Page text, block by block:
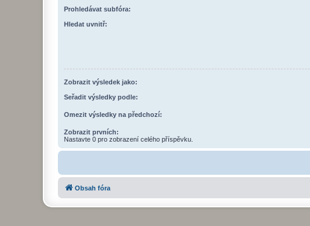
Prohledávat subfóra:
Hledat uvnitř:
Zobrazit výsledek jako:
Seřadit výsledky podle:
Omezit výsledky na předchozí:
Zobrazit prvních:
Nastavte 0 pro zobrazení celého příspěvku.
Obsah fóra